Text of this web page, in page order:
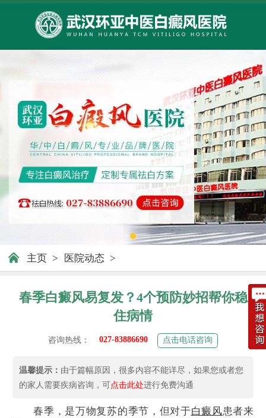
主页 > 医院动态 >
春季白癜风易复发？4个预防妙招帮你稳
住病情
咨询热线： 027-83886690 点击电话咨询
温馨提示： 由于篇幅原因，很多内容不能详尽，如果您或者您
的家人需要疾病咨询，可点击此处进行免费沟通
春季，是万物复苏的季节，但对于白癜风患者来